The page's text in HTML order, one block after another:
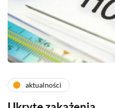
aktualności